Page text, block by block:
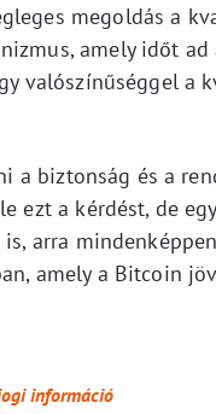
megoldás a
amely időt ad
valószínűséggel a
a biztonság és a
ezt a kérdést, de
arra
amely a Bitcoin
információ